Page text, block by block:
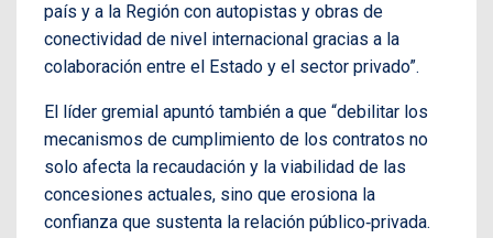
país y a la Región con autopistas y obras de
conectividad de nivel internacional gracias a la
colaboración entre el Estado y el sector privado”.
El líder gremial apuntó también a que “debilitar los
mecanismos de cumplimiento de los contratos no
solo afecta la recaudación y la viabilidad de las
concesiones actuales, sino que erosiona la
confianza que sustenta la relación público‑privada.